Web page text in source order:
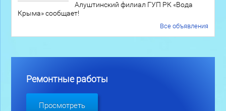
Алуштинский филиал ГУП РК «Вода
Крыма» сообщает!
Все объявления
Ремонтные работы
Просмотреть